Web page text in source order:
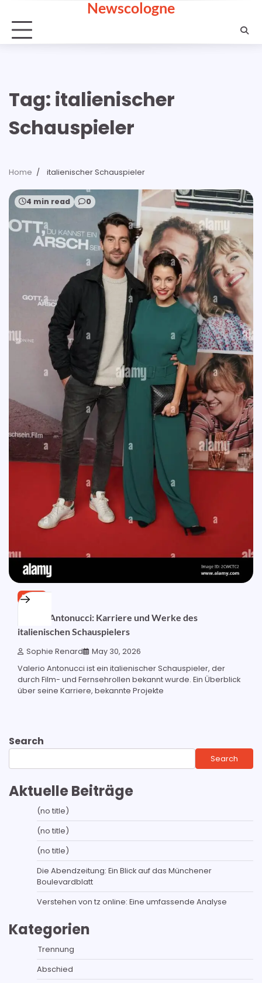
content
Newscologne
Tag: italienischer
Schauspieler
Home italienischer Schauspieler
4 min read 0
BLOG
Valerio Antonucci: Karriere und Werke des
italienischen Schauspielers
Sophie Renard May 30, 2026
Valerio Antonucci ist ein italienischer Schauspieler, der
durch Film- und Fernsehrollen bekannt wurde. Ein Überblick
über seine Karriere, bekannte Projekte
Search
Search
Aktuelle Beiträge
(no title)
(no title)
(no title)
Die Abendzeitung: Ein Blick auf das Münchener
Boulevardblatt
Verstehen von tz online: Eine umfassende Analyse
Kategorien
Trennung
Abschied